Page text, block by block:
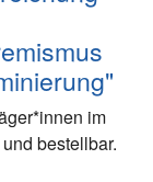
im
bestellbar.